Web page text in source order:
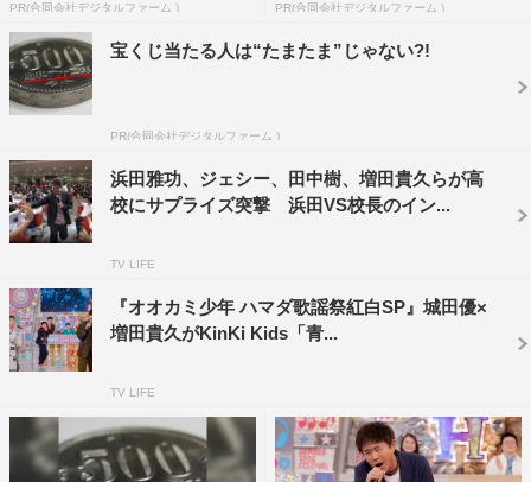
『ハマダ歌謡祭 超特別版』
スタジオでのクイズ企画では、ライブ会場で突撃インタビ
ューする「これ誰のファン？」を実施。若者から年配の方
まで幅広い層に人気の、あるアーティストのライブ会場で
ファンにインタビュー。そのVTRをヒントに、誰のファン
なのかを全員で予想する。教科書にも載っている“冬ソン
グの神様”とは一体誰なのか。
におこなった、緊張しまくりの初ライブの超貴重映像とそ
の裏側を大公開。
PR(合同会社デジタルファーム ) PR(合同会社デジタルファーム )
宝くじ当たる人は“たまたま”じゃない?!
PR(合同会社デジタルファーム )
浜田雅功、ジェシー、田中樹、増田貴久らが高
校にサプライズ突撃 浜田VS校長のイン...
TV LIFE
『オオカミ少年 ハマダ歌謡祭紅白SP』城田優×
増田貴久がKinKi Kids「青...
TV LIFE